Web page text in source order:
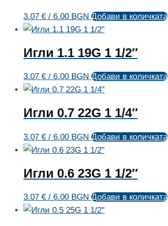
3.07 € / 6.00 BGN Добави в количката
Игли 1.1 19G 1 1/2″
3.07 € / 6.00 BGN Добави в количката
Игли 0.7 22G 1 1/4″
3.07 € / 6.00 BGN Добави в количката
Игли 0.6 23G 1 1/2″
3.07 € / 6.00 BGN Добави в количката